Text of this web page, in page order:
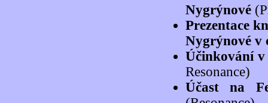
Nygrýnové
Prezentace
Nygrýnové v
Účinkování
Resonance)
Účast na